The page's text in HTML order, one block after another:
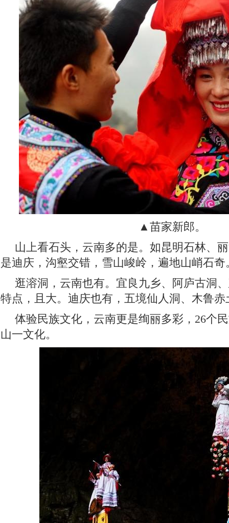
▲苗家新郎。
山上看石头，云南多的是。如昆明石林、
是迪庆，沟壑交错，雪山峻岭，遍地山峭石奇
逛溶洞，云南也有。宜良九乡、阿庐古洞
特点，且大。迪庆也有，五境仙人洞、木鲁
体验民族文化，云南更是绚丽多彩，26个
山一文化。